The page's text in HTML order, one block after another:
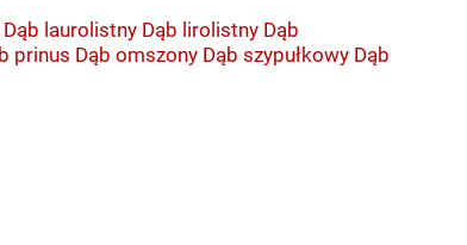
Dąb laurolistny Dąb lirolistny Dąb
prinus Dąb omszony Dąb szypułkowy Dąb